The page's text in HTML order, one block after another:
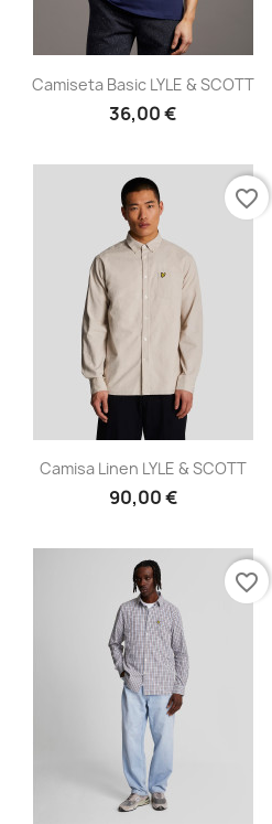
Vista rápida
Camiseta Basic LYLE & SCOTT
36,00 €
 Vista rápida
Camisa Linen LYLE & SCOTT
90,00 €
favorite_border
favorite_border